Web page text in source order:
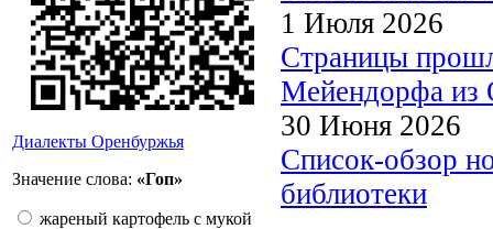
Диалекты Оренбуржья
Значение слова: «Гоп»
жареный картофель с мукой
1 Июля 2026
Страницы
Мейендорфа из
30 Июня 2026
Список-обзор
библиотеки